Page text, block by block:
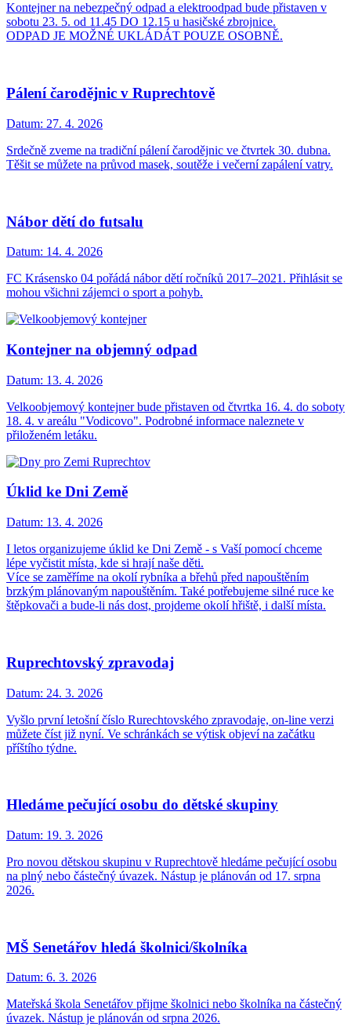
Kontejner na nebezpečný odpad a elektroodpad bude přistaven v
sobotu 23. 5. od 11.45 DO 12.15 u hasičské zbrojnice.
ODPAD JE MOŽNÉ UKLÁDÁT POUZE OSOBNĚ.
Pálení čarodějnic v Ruprechtově
Datum: 27. 4. 2026
Srdečně zveme na tradiční pálení čarodějnic ve čtvrtek 30. dubna.
Těšit se můžete na průvod masek, soutěže i večerní zapálení vatry.
Nábor dětí do futsalu
Datum: 14. 4. 2026
FC Krásensko 04 pořádá nábor dětí ročníků 2017–2021. Přihlásit se
mohou všichni zájemci o sport a pohyb.
Kontejner na objemný odpad
Datum: 13. 4. 2026
Velkoobjemový kontejner bude přistaven od čtvrtka 16. 4. do soboty
18. 4. v areálu "Vodicovo". Podrobné informace naleznete v
přiloženém letáku.
Úklid ke Dni Země
Datum: 13. 4. 2026
I letos organizujeme úklid ke Dni Země - s Vaší pomocí chceme
lépe vyčistit místa, kde si hrají naše děti.
Více se zaměříme na okolí rybníka a břehů před napouštěním
brzkým plánovaným napouštěním. Také potřebujeme silné ruce ke
štěpkovači a bude-li nás dost, projdeme okolí hřiště, i další místa.
Ruprechtovský zpravodaj
Datum: 24. 3. 2026
Vyšlo první letošní číslo Rurechtovského zpravodaje, on-line verzi
můžete číst již nyní. Ve schránkách se výtisk objeví na začátku
příštího týdne.
Hledáme pečující osobu do dětské skupiny
Datum: 19. 3. 2026
Pro novou dětskou skupinu v Ruprechtově hledáme pečující osobu
na plný nebo částečný úvazek. Nástup je plánován od 17. srpna
2026.
MŠ Senetářov hledá školnici/školníka
Datum: 6. 3. 2026
Mateřská škola Senetářov přijme školnici nebo školníka na částečný
úvazek. Nástup je plánován od srpna 2026.